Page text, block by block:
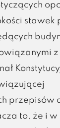
stawek
z
przepisów
to, że i w